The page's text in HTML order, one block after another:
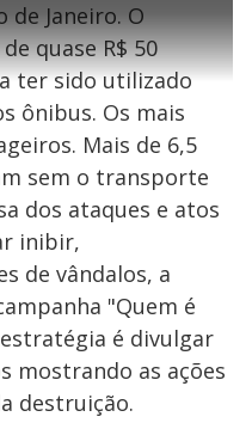
de Janeiro. O
quase R$ 50
ter sido utilizado
ônibus. Os mais
Mais de 6,5
sem o transporte
dos ataques e atos
inibir,
de vândalos, a
"Quem é
é divulgar
mostrando as ações
destruição.